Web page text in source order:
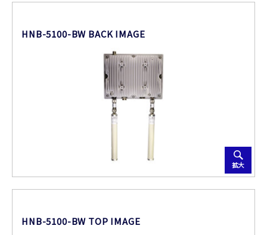
HNB-5100-BW BACK IMAGE
拡大
HNB-5100-BW TOP IMAGE